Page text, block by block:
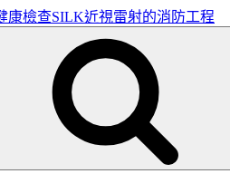
康檢查SILK近視雷射的消防工程